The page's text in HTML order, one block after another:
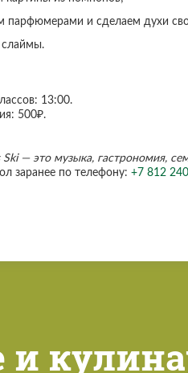
парфюмерами и сделаем духи
13:00.
500₽.
Ski — это музыка, гастрономия,
заранее по телефону: +7 812
и